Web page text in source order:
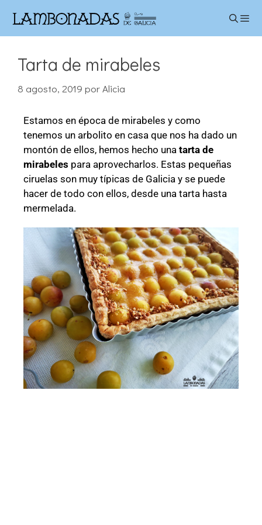
Tarta de mirabeles
8 agosto, 2019 porAlicia
Estamos en época de mirabeles y como
tenemos un arbolito en casa que nos ha dado un
montón de ellos, hemos hecho una tarta de
mirabeles para aprovecharlos. Estas pequeñas
ciruelas son muy típicas de Galicia y se puede
hacer de todo con ellos, desde una tarta hasta
mermelada.